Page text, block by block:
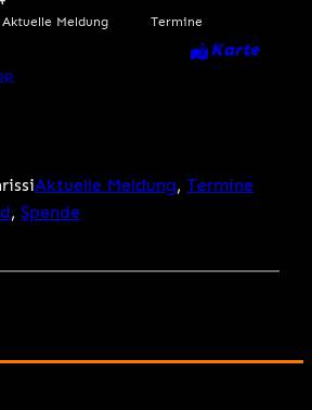
Aktuelle Meldung Termine
Karte
Aktuelle Meldung, Termine
, Spende